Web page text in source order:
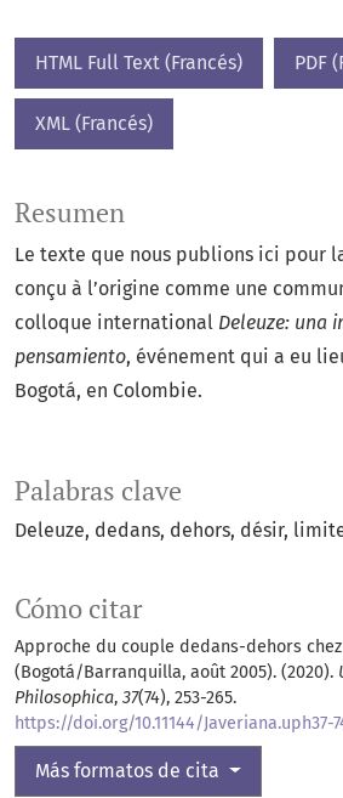
HTML Full Text (Francés) PDF
XML (Francés)
Palabras clave
Deleuze dedans dehors désir
Cómo citar
Approche du couple dedans-dehors chez
(Bogotá/Barranquilla, août 2005). (2020).
Philosophica, 37(74), 253-265.
https://doi.org/10.11144/Javeriana.uph37-
Más formatos de cita
Resumen
Le texte que nous publions ici pour
conçu à l’origine comme une
colloque international Deleuze: una
pensamiento, événement qui a eu
Bogotá, en Colombie.